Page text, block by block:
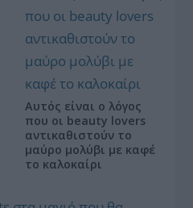
Αυτός είναι ο λόγος
που οι beauty lovers
αντικαθιστούν το
μαύρο μολύβι με καφέ
το καλοκαίρι